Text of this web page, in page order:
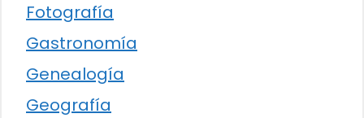
Fotografía
Gastronomía
Genealogía
Geografía